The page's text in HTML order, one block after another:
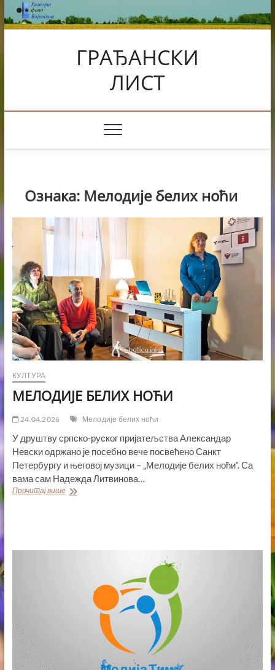
Skip
to
content
ГРАЂАНСКИ
ЛИСТ
Ознака: Мелодије белих ноћи
КУЛТУРА
МЕЛОДИЈЕ БЕЛИХ НОЋИ
24.04.2026 Мелодије белих ноћи
У друштву српско-руског пријатељства Александар
Невски одржано је посебно вече посвећено Санкт
Петербургу и његовој музици – „Мелодије белих ноћи“. Са
вама сам Надежда Литвинова…
Прочитај вишеМЕЛОДИЈЕ